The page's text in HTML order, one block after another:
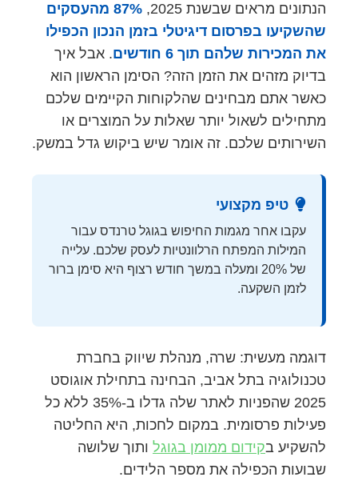
הנתונים מראים שבשנת 2025,
87% מהעסקים
שהשקיעו בפרסום דיגיטלי בזמן הנכון הכפילו
את המכירות שלהם תוך 6 חודשים
. אבל איך
בדיוק מזהים את הזמן הזה? הסימן הראשון הוא
כאשר אתם מבחינים שהלקוחות הקיימים שלכם
מתחילים לשאול יותר שאלות על המוצרים או
השירותים שלכם. זה אומר שיש ביקוש גדל במשק.
טיפ מקצועי
עקבו אחר מגמות החיפוש בגוגל טרנדס עבור
המילות המפתח הרלוונטיות לעסק שלכם. עלייה
של 20% ומעלה במשך חודש רצוף היא סימן ברור
לזמן השקעה.
דוגמה מעשית: שרה, מנהלת שיווק בחברת
טכנולוגיה בתל אביב, הבחינה בתחילת אוגוסט
2025 שהפניות לאתר שלה גדלו ב-35% ללא כל
פעילות פרסומית. במקום לחכות, היא החליטה
להשקיע בקידום ממומן בגוגל ותוך שלושה
שבועות הכפילה את מספר הלידים.